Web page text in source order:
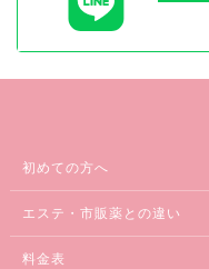
初めての方へ
エステ・市販薬との違い
料金表